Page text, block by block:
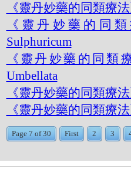
《靈丹妙藥的同類療
《靈丹妙藥的同
Sulphuricum
《靈丹妙藥的同類
Umbellata
《靈丹妙藥的同類療
《靈丹妙藥的同類療
Page 7 of 30 First 2 3